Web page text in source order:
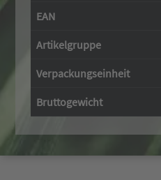
EAN
Artikelgruppe
Verpackungseinheit
Bruttogewicht